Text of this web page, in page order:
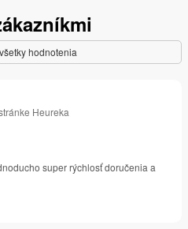
hodnotenia
Heureka
super rýchlosť doručenia a